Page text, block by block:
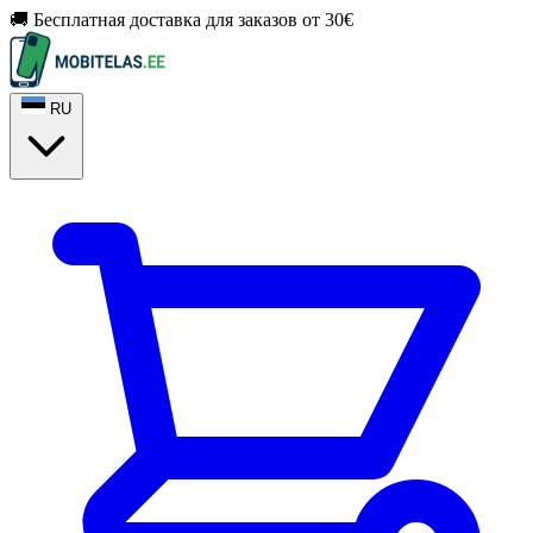
🚚 Бесплатная доставка для заказов от 30€
RU